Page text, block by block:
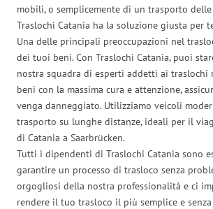
mobili, o semplicemente di un trasporto
Traslochi Catania ha la soluzione giusta per
Una delle principali preoccupazioni nel
dei tuoi beni. Con Traslochi Catania, puoi
nostra squadra di esperti addetti ai traslochi
beni con la massima cura e attenzione,
venga danneggiato. Utilizziamo veicoli
trasporto su lunghe distanze, ideali per il
di Catania a Saarbrücken.
Tutti i dipendenti di Traslochi Catania sono
garantire un processo di trasloco senza
orgogliosi della nostra professionalità e ci
rendere il tuo trasloco il più semplice e